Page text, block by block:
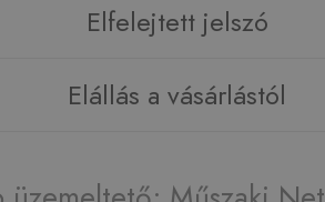
Elfelejtett jelszó
Elállás a vásárlástól